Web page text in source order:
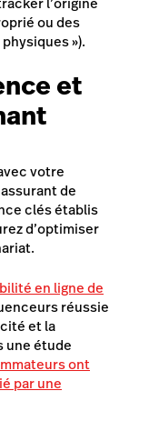
ou des
physiques»).
et
votre
de
clés établis
d’optimiser
en ligne de
réussie
et la
une étude
ont
par une